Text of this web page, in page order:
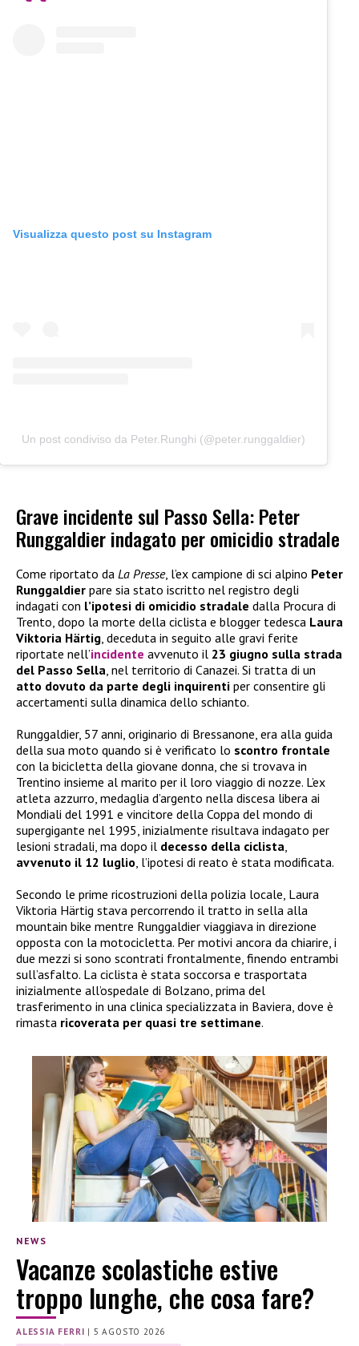
Visualizza questo post su Instagram
Un post condiviso da Peter.Runghi (@peter.runggaldier)
Grave incidente sul Passo Sella: Peter
Runggaldier indagato per omicidio stradale
Come riportato da La Presse, l’ex campione di sci alpino Peter
Runggaldier pare sia stato iscritto nel registro degli
indagati con l’ipotesi di omicidio stradale dalla Procura di
Trento, dopo la morte della ciclista e blogger tedesca Laura
Viktoria Härtig, deceduta in seguito alle gravi ferite
riportate nell’incidente avvenuto il 23 giugno sulla strada
del Passo Sella, nel territorio di Canazei. Si tratta di un
atto dovuto da parte degli inquirenti per consentire gli
accertamenti sulla dinamica dello schianto.
Runggaldier, 57 anni, originario di Bressanone, era alla guida
della sua moto quando si è verificato lo scontro frontale
con la bicicletta della giovane donna, che si trovava in
Trentino insieme al marito per il loro viaggio di nozze. L’ex
atleta azzurro, medaglia d’argento nella discesa libera ai
Mondiali del 1991 e vincitore della Coppa del mondo di
supergigante nel 1995, inizialmente risultava indagato per
lesioni stradali, ma dopo il decesso della ciclista,
avvenuto il 12 luglio, l’ipotesi di reato è stata modificata.
Secondo le prime ricostruzioni della polizia locale, Laura
Viktoria Härtig stava percorrendo il tratto in sella alla
mountain bike mentre Runggaldier viaggiava in direzione
opposta con la motocicletta. Per motivi ancora da chiarire, i
due mezzi si sono scontrati frontalmente, finendo entrambi
sull’asfalto. La ciclista è stata soccorsa e trasportata
inizialmente all’ospedale di Bolzano, prima del
trasferimento in una clinica specializzata in Baviera, dove è
rimasta ricoverata per quasi tre settimane.
NEWS
Vacanze scolastiche estive
troppo lunghe, che cosa fare?
ALESSIA FERRI | 5 AGOSTO 2026